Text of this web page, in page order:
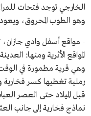
الخارجي توجد فتحات
وهو الطوب المحروق، ويعود تاريخها
- مواقع أسفل وادي
المواقع الأثرية ومنها:
وهي قرية مطمورة في الوقت
رملية تغطيها كسر فخارية
قبل الميلاد حتى العصر
نماذج فخارية إلى جانب